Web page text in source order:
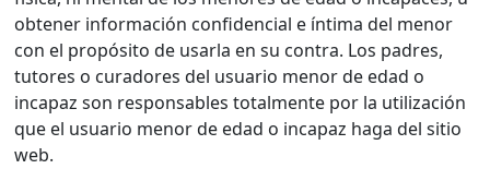
obtener información confidencial e íntima del menor
con el propósito de usarla en su contra. Los padres,
tutores o curadores del usuario menor de edad o
incapaz son responsables totalmente por la utilización
que el usuario menor de edad o incapaz haga del sitio
web.